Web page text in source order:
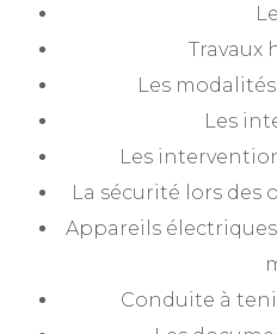
Travaux
Les
Les
Les
La sécurité lors des
Appareils
Conduite à